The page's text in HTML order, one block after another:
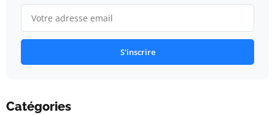
S'inscrire
Catégories